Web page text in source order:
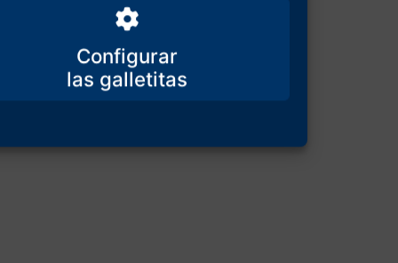
Configurar